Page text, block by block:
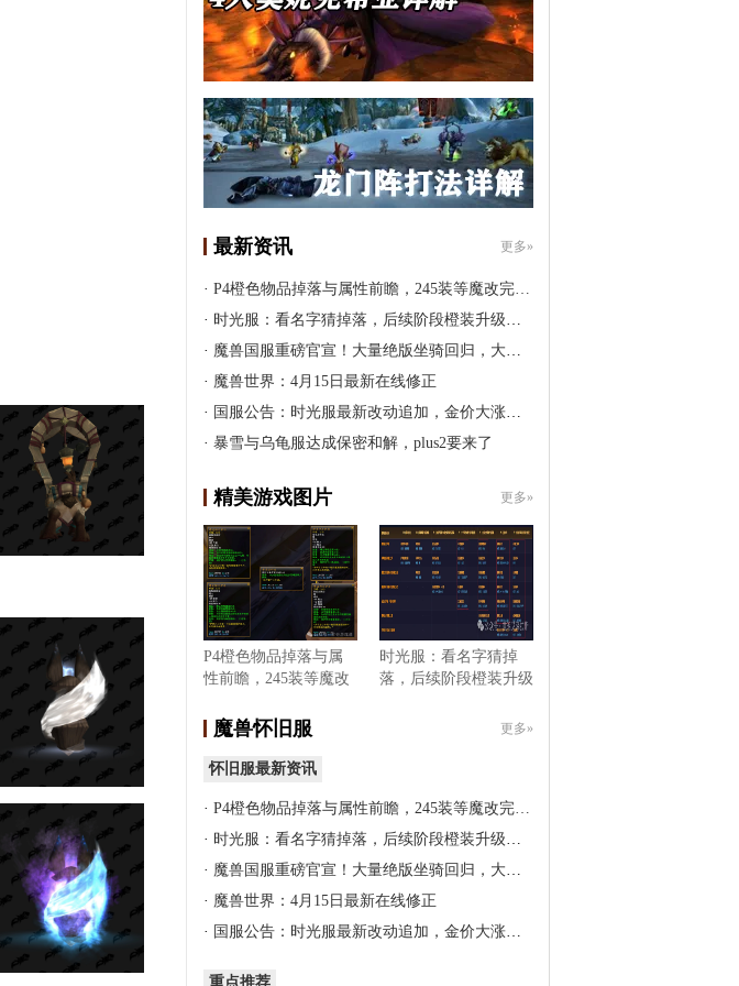
最新资讯 更多»
· P4橙色物品掉落与属性前瞻，245装等魔改完…
· 时光服：看名字猜掉落，后续阶段橙装升级道…
· 魔兽国服重磅官宣！大量绝版坐骑回归，大米…
· 魔兽世界：4月15日最新在线修正
· 国服公告：时光服最新改动追加，金价大涨！…
· 暴雪与乌龟服达成保密和解，plus2要来了
精美游戏图片 更多»
P4橙色物品掉落与属
性前瞻，245装等魔改
时光服：看名字猜掉
落，后续阶段橙装升级
魔兽怀旧服 更多»
怀旧服最新资讯
· P4橙色物品掉落与属性前瞻，245装等魔改完…
· 时光服：看名字猜掉落，后续阶段橙装升级道…
· 魔兽国服重磅官宣！大量绝版坐骑回归，大米…
· 魔兽世界：4月15日最新在线修正
· 国服公告：时光服最新改动追加，金价大涨！…
重点推荐